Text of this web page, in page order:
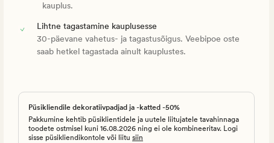
kauplus.
Lihtne tagastamine kauplusesse
30-päevane vahetus- ja tagastusõigus. Veebipoe oste
saab hetkel tagastada ainult kauplustes.
Püsikliendile dekoratiivpadjad ja -katted -50%
Pakkumine kehtib püsiklientidele ja uutele liitujatele tavahinnaga
toodete ostmisel kuni 16.08.2026 ning ei ole kombineeritav. Logi
sisse püsikliendikontole või liitu siin